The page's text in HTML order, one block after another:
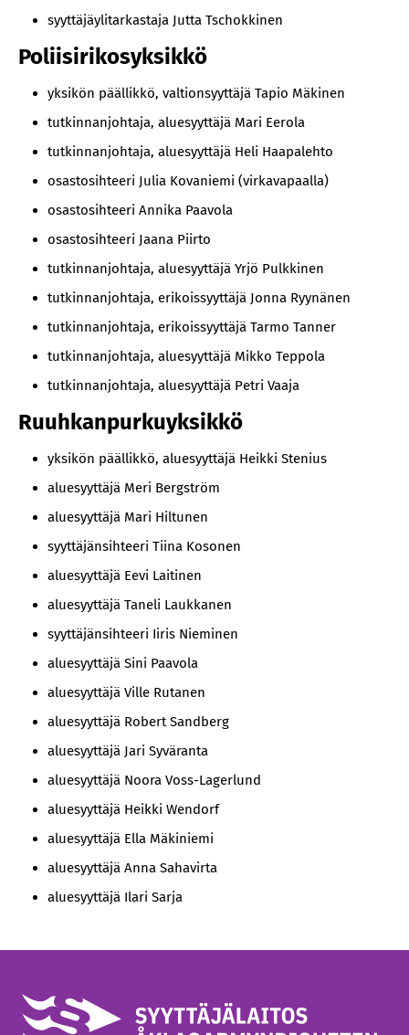
syyttäjäylitarkastaja Jutta Tschokkinen
Poliisirikosyksikkö
yksikön päällikkö, valtionsyyttäjä Tapio Mäkinen
tutkinnanjohtaja, aluesyyttäjä Mari Eerola
tutkinnanjohtaja, aluesyyttäjä Heli Haapalehto
osastosihteeri Julia Kovaniemi (virkavapaalla)
osastosihteeri Annika Paavola
osastosihteeri Jaana Piirto
tutkinnanjohtaja, aluesyyttäjä Yrjö Pulkkinen
tutkinnanjohtaja, erikoissyyttäjä Jonna Ryynänen
tutkinnanjohtaja, erikoissyyttäjä Tarmo Tanner
tutkinnanjohtaja, aluesyyttäjä Mikko Teppola
tutkinnanjohtaja, aluesyyttäjä Petri Vaaja
Ruuhkanpurkuyksikkö
yksikön päällikkö, aluesyyttäjä Heikki Stenius
aluesyyttäjä Meri Bergström
aluesyyttäjä Mari Hiltunen
syyttäjänsihteeri Tiina Kosonen
aluesyyttäjä Eevi Laitinen
aluesyyttäjä Taneli Laukkanen
syyttäjänsihteeri Iiris Nieminen
aluesyyttäjä Sini Paavola
aluesyyttäjä Ville Rutanen
aluesyyttäjä Robert Sandberg
aluesyyttäjä Jari Syväranta
aluesyyttäjä Noora Voss-Lagerlund
aluesyyttäjä Heikki Wendorf
aluesyyttäjä Ella Mäkiniemi
aluesyyttäjä Anna Sahavirta
aluesyyttäjä Ilari Sarja